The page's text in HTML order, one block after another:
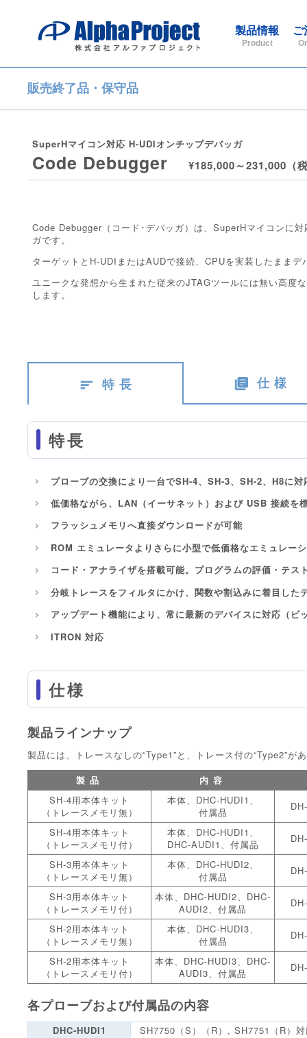
製品情報
Product
ご
販売終了品・保守品
SuperHマイコン対応 H-UDIオンチップデバッガ
Code Debugger ¥185,000～231,000（
Code Debugger（コード･デバッガ）は、SuperHマイコンに
ガです。
ターゲットとH-UDIまたはAUDで接続、CPUを実装したままデ
ユニークな発想から生まれた従来のJTAGツールには無い高度
します。
特 長 仕 様
特長
プローブの交換により一台でSH-4、SH-3、SH-2、H8に対
低価格ながら、LAN（イーサネット）および USB 接続を
フラッシュメモリへ直接ダウンロードが可能
ROM エミュレータよりさらに小型で低価格なエミュレー
コード・アナライザを搭載可能。プログラムの評価・テス
分岐トレースをフィルタにかけ、関数や割込みに着目した
アップデート機能により、常に最新のデバイスに対応（ビ
ITRON 対応
仕様
製品ラインナップ
製品には、トレースなしの“Type1”と、トレース付の“Type2”が
製品
内容
SH-4用本体キット
（トレースメモリ無）
本体、DHC-HUDI1、
付属品
SH-4用本体キット
（トレースメモリ付）
本体、DHC-HUDI1、
DHC-AUDI1、付属品
SH-3用本体キット
（トレースメモリ無）
本体、DHC-HUDI2、
付属品
SH-3用本体キット
（トレースメモリ付）
本体、DHC-HUDI2、DHC-
AUDI2、付属品
SH-2用本体キット
（トレースメモリ無）
本体、DHC-HUDI3、
付属品
SH-2用本体キット
（トレースメモリ付）
本体、DHC-HUDI3、DHC-
AUDI3、付属品
各プローブおよび付属品の内容
DHC-HUDI1
SH7750（S）（R）, SH7751（R）